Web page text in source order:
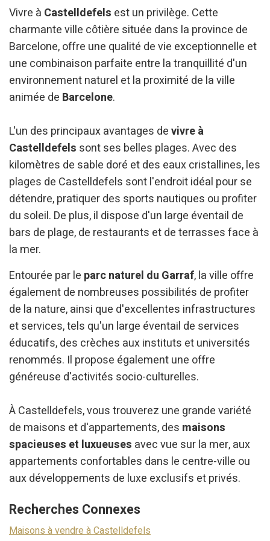
Vivre à Castelldefels est un privilège. Cette
charmante ville côtière située dans la province de
Barcelone, offre une qualité de vie exceptionnelle et
une combinaison parfaite entre la tranquillité d'un
environnement naturel et la proximité de la ville
animée de Barcelone.
L'un des principaux avantages devivre à
Castelldefels sont ses belles plages. Avec des
kilomètres de sable doré et des eaux cristallines, les
plages de Castelldefels sont l'endroit idéal pour se
détendre, pratiquer des sports nautiques ou profiter
du soleil. De plus, il dispose d'un large éventail de
bars de plage, de restaurants et de terrasses face à
la mer.
Entourée par le parc naturel du Garraf, la ville offre
également de nombreuses possibilités de profiter
de la nature, ainsi que d'excellentes infrastructures
et services, tels qu'un large éventail de services
éducatifs, des crèches aux instituts et universités
renommés. Il propose également une offre
généreuse d'activités socio-culturelles.
À Castelldefels, vous trouverez une grande variété
de maisons et d'appartements, des maisons
spacieuses et luxueuses avec vue sur la mer, aux
appartements confortables dans le centre-ville ou
aux développements de luxe exclusifs et privés.
Recherches Connexes
Maisons à vendre à Castelldefels